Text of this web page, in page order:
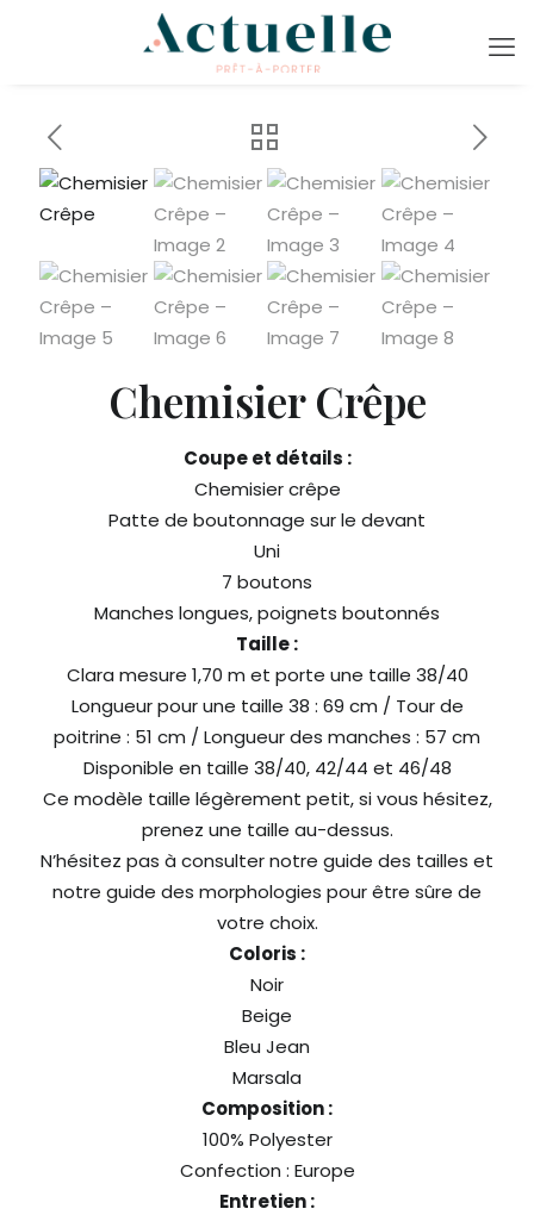
Chemisier Crêpe
Coupe et détails :
Chemisier crêpe
Patte de boutonnage sur le devant
Uni
7 boutons
Manches longues, poignets boutonnés
Taille :
Clara mesure 1,70 m et porte une taille 38/40
Longueur pour une taille 38 : 69 cm / Tour de
poitrine : 51 cm / Longueur des manches : 57 cm
Disponible en taille 38/40, 42/44 et 46/48
Ce modèle taille légèrement petit, si vous hésitez,
prenez une taille au-dessus.
N’hésitez pas à consulter notre guide des tailles et
notre guide des morphologies pour être sûre de
votre choix.
Coloris :
Noir
Beige
Bleu Jean
Marsala
Composition :
100% Polyester
Confection : Europe
Entretien :